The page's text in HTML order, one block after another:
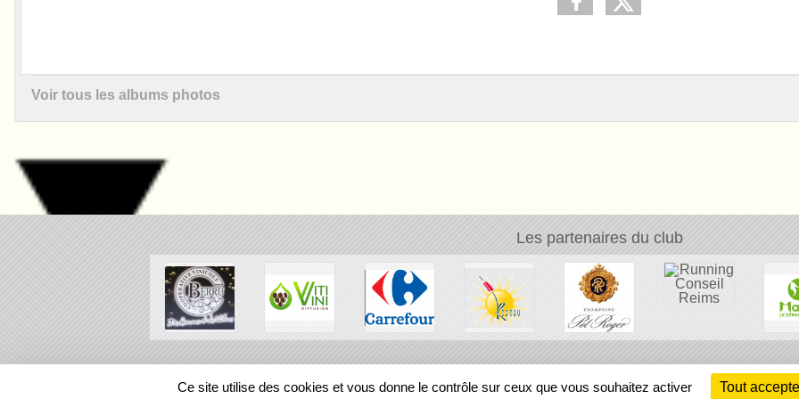
Voir tous les albums photos
Les partenaires du club
REGIONS
Ce site utilise des cookies et vous donne le contrôle sur ceux que vous souhaitez activer Tout